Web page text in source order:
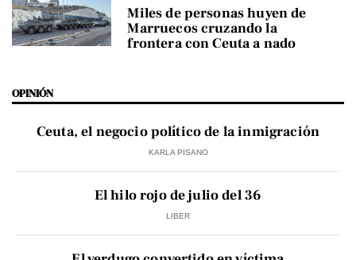
Miles de personas huyen de
Marruecos cruzando la
frontera con Ceuta a nado
OPINIÓN
Ceuta, el negocio político de la inmigración
KARLA PISANO
El hilo rojo de julio del 36
LIBER